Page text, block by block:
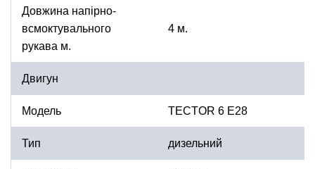
Довжина напірно-
всмоктувального
рукава м.
4 м.
Двигун
Модель TECTOR 6 E28
Тип дизельний